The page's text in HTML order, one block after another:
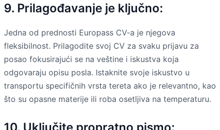
9. Prilagođavanje je ključno:
Jedna od prednosti Europass CV-a je njegova
fleksibilnost. Prilagodite svoj CV za svaku prijavu za
posao fokusirajući se na veštine i iskustva koja
odgovaraju opisu posla. Istaknite svoje iskustvo u
transportu specifičnih vrsta tereta ako je relevantno, kao
što su opasne materije ili roba osetljiva na temperaturu.